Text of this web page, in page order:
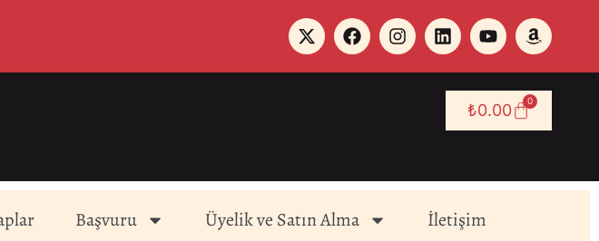
₺0.00 0
Başvuru Üyelik ve Satın Alma İletişim